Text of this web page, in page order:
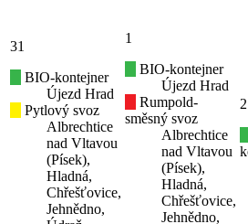
31
BIO-kontejner
Újezd Hrad
Pytlový svoz
Albrechtice
nad Vltavou
(Písek),
Hladná,
Chřešťovice,
Jehnědno,
1
BIO-kontejner
Újezd Hrad
Rumpold-
směsný svoz
Albrechtice
nad Vltavou
(Písek),
Hladná,
Chřešťovice,
Jehnědno,
2